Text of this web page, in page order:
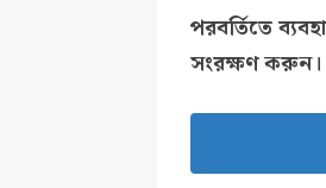
পরবর্তিতে
সংরক্ষণ করুন।